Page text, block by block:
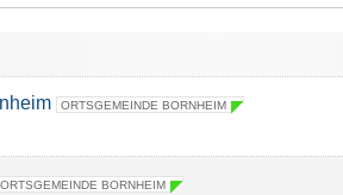
ORTSGEMEINDE BORNHEIM
ORTSGEMEINDE BORNHEIM